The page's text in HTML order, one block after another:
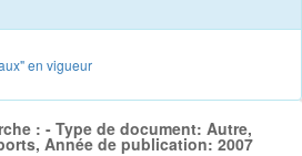
en vigueur
: - Type de document: Autre,
Année de publication: 2007